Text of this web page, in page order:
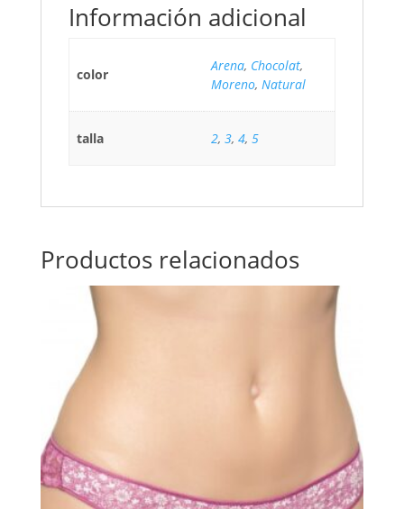
Información adicional
color
Arena, Chocolat,
Moreno, Natural
talla 2, 3, 4, 5
Productos relacionados